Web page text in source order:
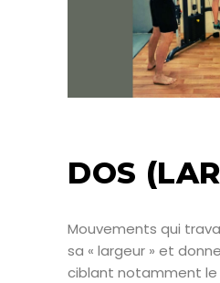
DOS
Mouvements qui
sa « largeur » et
ciblant notamment le